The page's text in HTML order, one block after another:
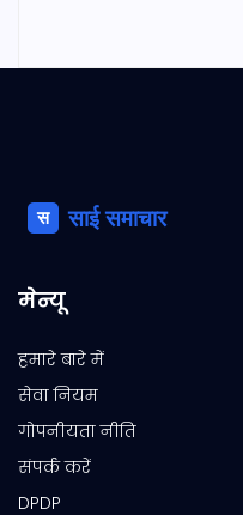
मेन्यू
हमारे बारे में
सेवा नियम
गोपनीयता नीति
संपर्क करें
DPDP